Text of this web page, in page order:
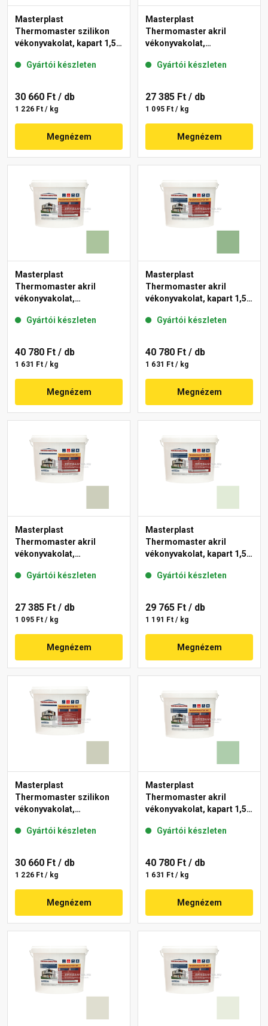
Masterplast
Thermomaster szilikon
vékonyvakolat, kapart 1,5
Gyártói készleten
30 660 Ft / db
1 226 Ft / kg
Megnézem
Masterplast
Thermomaster akril
vékonyvakolat,
45-E 25 kg
Gyártói készleten
27 385 Ft / db
1 095 Ft / kg
Megnézem
Masterplast
Thermomaster akril
vékonyvakolat,
41-C 25 kg
Gyártói készleten
40 780 Ft / db
1 631 Ft / kg
Megnézem
Masterplast
Thermomaster akril
vékonyvakolat, kapart 1,5
Gyártói készleten
40 780 Ft / db
1 631 Ft / kg
Megnézem
Masterplast
Thermomaster akril
vékonyvakolat,
42-D 25 kg
Gyártói készleten
27 385 Ft / db
1 095 Ft / kg
Megnézem
Masterplast
Thermomaster akril
vékonyvakolat, kapart 1,5
Gyártói készleten
29 765 Ft / db
1 191 Ft / kg
Megnézem
Masterplast
Thermomaster szilikon
vékonyvakolat,
42-D 25 kg
Gyártói készleten
30 660 Ft / db
1 226 Ft / kg
Megnézem
Masterplast
Thermomaster akril
vékonyvakolat, kapart 1,5
Gyártói készleten
40 780 Ft / db
1 631 Ft / kg
Megnézem